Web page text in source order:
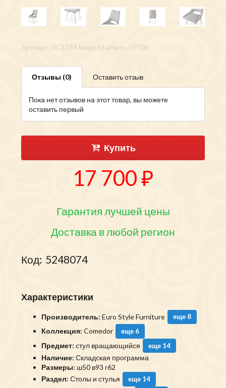
Артикул: DC1239 beige/stainless ::1500
Отзывы (0) Оставить отзыв
Пока нет отзывов на этот товар, вы можете
оставить первый
Купить
17 700 ₽
Гарантия лучшей цены
Доставка в любой регион
Код: 5248074
Характеристики
Производитель: Euro Style Furniture еще 8
Коллекция: Comedor еще 6
Предмет: стул вращающийся еще 14
Наличие: Складская программа
Размеры: ш50 в93 г62
Раздел: Столы и стулья еще 14